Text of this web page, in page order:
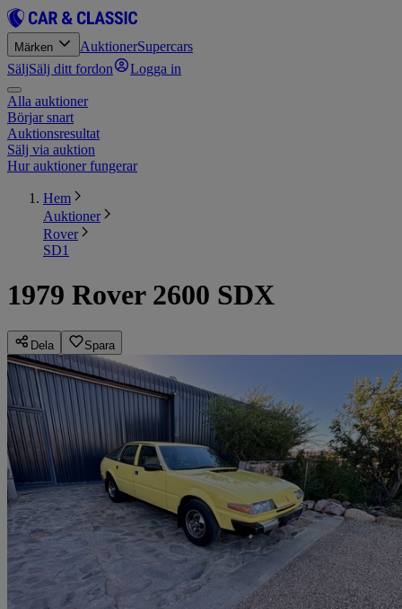
Märken AuktionerSupercars
SäljSälj ditt fordon Logga in
Alla auktioner
Börjar snart
Auktionsresultat
Sälj via auktion
Hur auktioner fungerar
Hem
Auktioner
Rover
SD1
1979 Rover 2600 SDX
Dela Spara